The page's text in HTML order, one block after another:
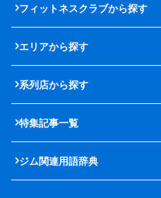
フィットネスクラブから探す
エリアから探す
系列店から探す
特集記事一覧
ジム関連用語辞典